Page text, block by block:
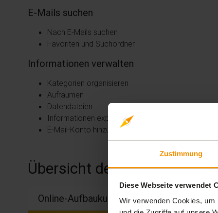
Zustimmung
Diese Webseite verwendet
Wir verwenden Cookies,
E-Mails suchen
Nach E-Mails suchen
Favoriten und Suchordner
Informationen verwalten
Kategorien organisieren
Aufräumen
Datendateien
Informationen exportieren
E-Mail-Konto hinzufügen
Übersicht der Lerninhalte
Online-Aufbaukurs Outlook 2016